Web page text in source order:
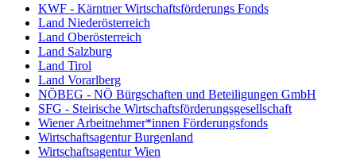
KWF - Kärntner Wirtschaftsförderungs Fonds
Land Niederösterreich
Land Oberösterreich
Land Salzburg
Land Tirol
Land Vorarlberg
NÖBEG - NÖ Bürgschaften und Beteiligungen GmbH
SFG - Steirische Wirtschaftsförderungsgesellschaft
Wiener Arbeitnehmer*innen Förderungsfonds
Wirtschaftsagentur Burgenland
Wirtschaftsagentur Wien